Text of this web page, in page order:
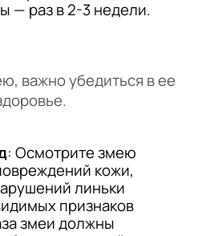
— раз в 2-3 недели.
важно убедиться в ее
: Осмотрите змею
кожи,
линьки
признаков
змеи должны